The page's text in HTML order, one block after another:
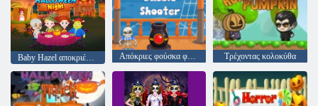
Απόκριες φούσκα φούσκα Τρέχοντας κολοκύθα